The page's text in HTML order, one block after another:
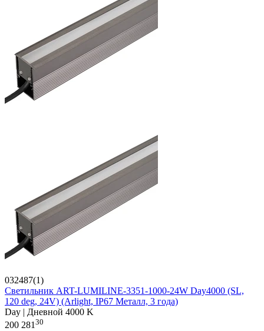
032487(1)
Светильник ART-LUMILINE-3351-1000-24W Day4000 (SL,
120 deg, 24V) (Arlight, IP67 Металл, 3 года)
Day | Дневной 4000 K
200 28130